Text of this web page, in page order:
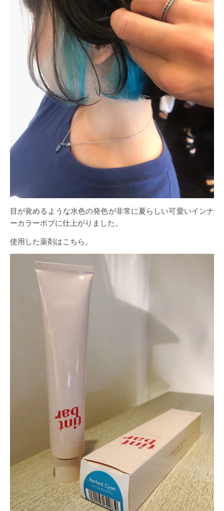
目が覚めるような水色の発色が非常に夏らしい可愛いインナ
ーカラーボブに仕上がりました。
使用した薬剤はこちら。